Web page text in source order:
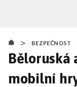
obsahu
> BEZPEČNOST
Běloruská
mobilní